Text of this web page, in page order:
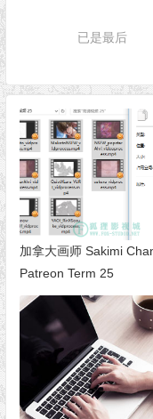
已是最后
加拿大画师 Sakimi
Patreon Term 25